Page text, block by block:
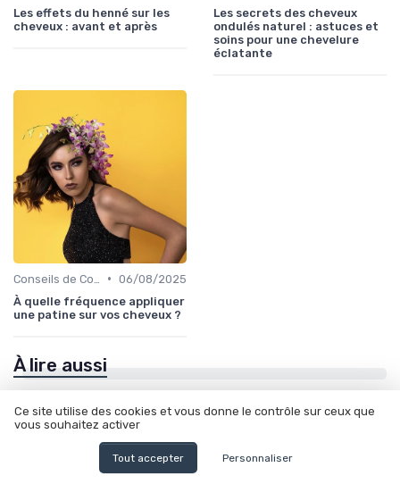
Les effets du henné sur les
cheveux : avant et après
Les secrets des cheveux
ondulés naturel : astuces et
soins pour une chevelure
éclatante
• 06/08/2025
À quelle fréquence appliquer
une patine sur vos cheveux ?
À lire aussi
Ce site utilise des cookies et vous donne le contrôle sur ceux que
vous souhaitez activer
Tout accepter Personnaliser